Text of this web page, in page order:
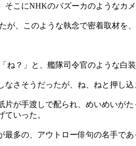
こにNHKのバズーカのようなカメ
、このような執念で密着取材を
？」と、艦隊司令官のような白
さそうだったが、ね、ねと押し
が手渡しで配られ、めいめいが
いった。
多の、アウトロー俳句の名手で